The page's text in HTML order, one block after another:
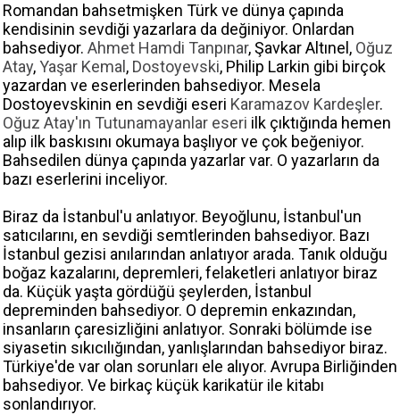
Romandan bahsetmişken Türk ve dünya çapında
kendisinin sevdiği yazarlara da değiniyor. Onlardan
bahsediyor. Ahmet Hamdi Tanpınar, Şavkar Altınel, Oğuz
Atay,Yaşar Kemal , Dostoyevski, Philip Larkin gibi birçok
yazardan ve eserlerinden bahsediyor. Mesela
Dostoyevskinin en sevdiği eseri Karamazov Kardeşler.
Oğuz Atay'ın Tutunamayanlar eseri ilk çıktığında hemen
alıp ilk baskısını okumaya başlıyor ve çok beğeniyor.
Bahsedilen dünya çapında yazarlar var. O yazarların da
bazı eserlerini inceliyor.
Biraz da İstanbul'u anlatıyor. Beyoğlunu, İstanbul'un
satıcılarını, en sevdiği semtlerinden bahsediyor. Bazı
İstanbul gezisi anılarından anlatıyor arada. Tanık olduğu
boğaz kazalarını, depremleri, felaketleri anlatıyor biraz
da. Küçük yaşta gördüğü şeylerden, İstanbul
depreminden bahsediyor. O depremin enkazından,
insanların çaresizliğini anlatıyor. Sonraki bölümde ise
siyasetin sıkıcılığından, yanlışlarından bahsediyor biraz.
Türkiye'de var olan sorunları ele alıyor. Avrupa Birliğinden
bahsediyor. Ve birkaç küçük karikatür ile kitabı
sonlandırıyor.